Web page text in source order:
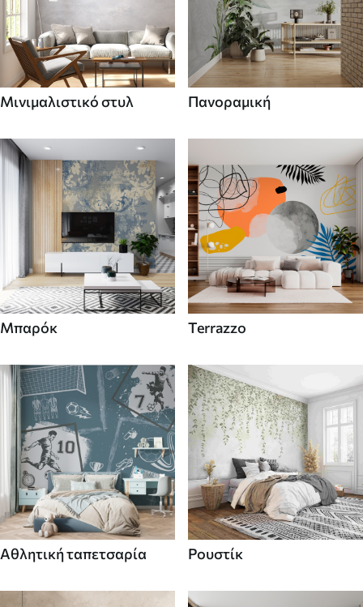
Μινιμαλιστικό στυλ Πανοραμική
Μπαρόκ Terrazzo
Αθλητική ταπετσαρία Ρουστίκ